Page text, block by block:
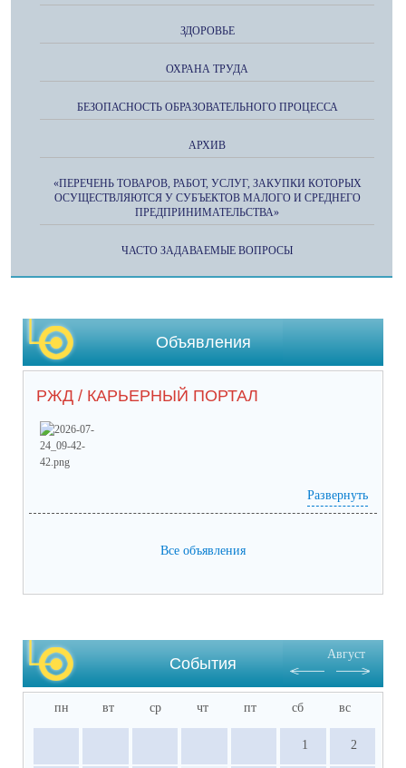
ЗДОРОВЬЕ
ОХРАНА ТРУДА
БЕЗОПАСНОСТЬ ОБРАЗОВАТЕЛЬНОГО ПРОЦЕССА
АРХИВ
«ПЕРЕЧЕНЬ ТОВАРОВ, РАБОТ, УСЛУГ, ЗАКУПКИ КОТОРЫХ
ОСУЩЕСТВЛЯЮТСЯ У СУБЪЕКТОВ МАЛОГО И СРЕДНЕГО
ПРЕДПРИНИМАТЕЛЬСТВА»
ЧАСТО ЗАДАВАЕМЫЕ ВОПРОСЫ
Объявления
РЖД / КАРЬЕРНЫЙ ПОРТАЛ
(посмотреть)
Prilozhieniie_1 (53).pdf(скачать)(посмотреть)
Развернуть
Все объявления
События
Август
пн вт ср чт пт сб вс
1 2